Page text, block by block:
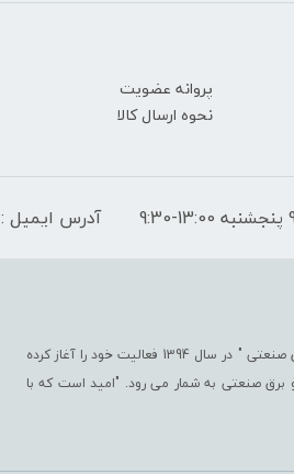
پروانه عضویت
نحوه ارسال کالا
آدرس ایمیل : peymantablo@yahoo.com
فروشگاه اینترنتی پیمان تابلو با هدف " ایجاد یک مرجع جامع جهت تأمین کلیّه ملزومات تابلو برق صنعتی " در سال 1394 فعالیت خود را آغاز کرده
تابلو برق صنعتی به شمار می رود. "امید است که با